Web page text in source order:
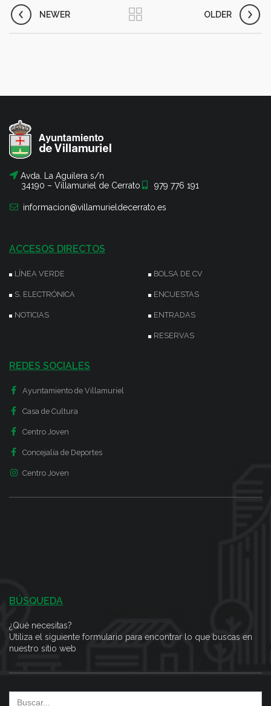
NEWER OLDER
Avda. La Aguilera s/n
34190 – Villamuriel de Cerrato
979 776 191
informacion@villamurieldecerrato.es
ACCESOS DIRECTOS
LÍNEA VERDE
S. ELECTRÓNICA
NOTICIAS
BOLSA DE CV
ENCUESTAS
ENTRADAS
RESERVAS
REDES SOCIALES
Ayuntamiento de Villamuriel
Casa de Cultura
Centro Joven
Concejalía de Deportes
Centro Joven
BÚSQUEDA
¿Qué necesitas?
Utiliza el siguiente formulario para encontrar lo que buscas en
nuestro sitio web
Search
for: